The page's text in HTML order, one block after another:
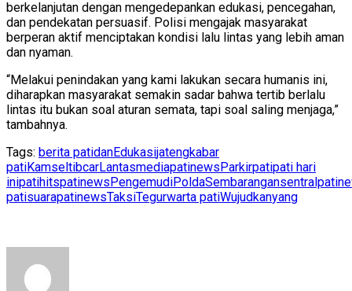
berkelanjutan dengan mengedepankan edukasi, pencegahan,
dan pendekatan persuasif. Polisi mengajak masyarakat
berperan aktif menciptakan kondisi lalu lintas yang lebih aman
dan nyaman.
“Melakui penindakan yang kami lakukan secara humanis ini,
diharapkan masyarakat semakin sadar bahwa tertib berlalu
lintas itu bukan soal aturan semata, tapi soal saling menjaga,”
tambahnya.
Tags: berita patidanEdukasijatengkabar
patiKamseltibcarLantasmediapatinews Parkirpatipati hari
inipatihitspatinews PengemudiPoldaSembarangan
patisuarapatinewsTaksiTegurwarta patiWujudkanyang